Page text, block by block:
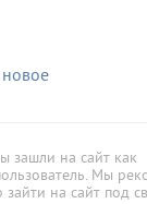
зашли на сайт как
Мы
зайти на сайт под